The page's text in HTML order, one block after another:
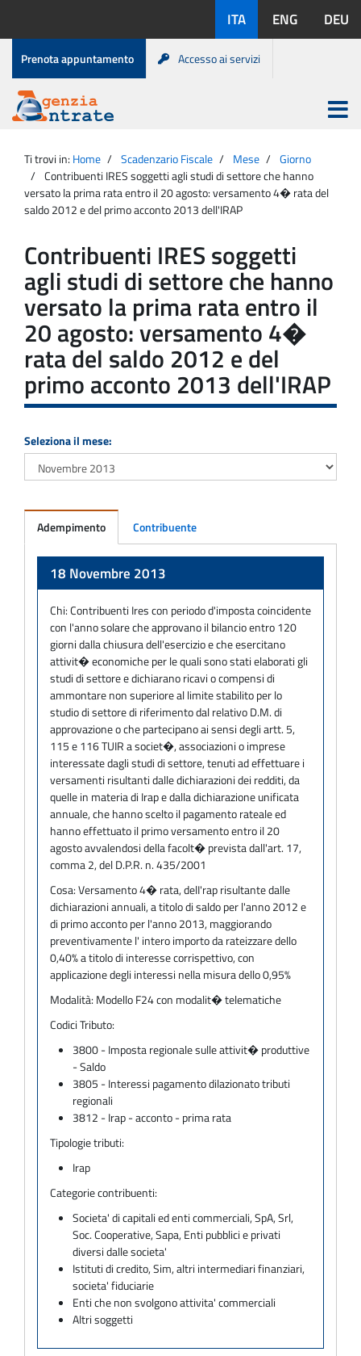
contenuto
disponibili:
ITA ENG DEU
Menu
di
servizio
Prenota appuntamento Accesso ai servizi
Agenzia
Entrate
Apri
menu
principale
Ti trovi in: Home Scadenzario Fiscale Mese
Giorno
Contribuenti IRES soggetti agli studi di settore che hanno
versato la prima rata entro il 20 agosto: versamento 4� rata del
saldo 2012 e del primo acconto 2013 dell'IRAP
Contribuenti IRES soggetti
agli studi di settore che hanno
versato la prima rata entro il
20 agosto: versamento 4�
rata del saldo 2012 e del
primo acconto 2013 dell'IRAP
Seleziona il mese:
Adempimento Contribuente
18 Novembre 2013
Chi:Contribuenti Ires con periodo d'imposta coincidente
con l'anno solare che approvano il bilancio entro 120
giorni dalla chiusura dell'esercizio e che esercitano
attivit� economiche per le quali sono stati elaborati gli
studi di settore e dichiarano ricavi o compensi di
ammontare non superiore al limite stabilito per lo
studio di settore di riferimento dal relativo D.M. di
approvazione o che partecipano ai sensi degli artt. 5,
115 e 116 TUIR a societ�, associazioni o imprese
interessate dagli studi di settore, tenuti ad effettuare i
versamenti risultanti dalle dichiarazioni dei redditi, da
quelle in materia di Irap e dalla dichiarazione unificata
annuale, che hanno scelto il pagamento rateale ed
hanno effettuato il primo versamento entro il 20
agosto avvalendosi della facolt� prevista dall'art. 17,
comma 2, del D.P.R. n. 435/2001
Cosa:Versamento 4� rata, delI'rap risultante dalle
dichiarazioni annuali, a titolo di saldo per l'anno 2012 e
di primo acconto per l'anno 2013, maggiorando
preventivamente l' intero importo da rateizzare dello
0,40% a titolo di interesse corrispettivo, con
applicazione degli interessi nella misura dello 0,95%
Modalità: Modello F24 con modalit� telematiche
Codici Tributo:
3800 - Imposta regionale sulle attivit� produttive
- Saldo
3805 - Interessi pagamento dilazionato tributi
regionali
3812 - Irap - acconto - prima rata
Tipologie tributi:
Irap
Categorie contribuenti:
Societa' di capitali ed enti commerciali, SpA, Srl,
Soc. Cooperative, Sapa, Enti pubblici e privati
diversi dalle societa'
Istituti di credito, Sim, altri intermediari finanziari,
societa' fiduciarie
Enti che non svolgono attivita' commerciali
Altri soggetti